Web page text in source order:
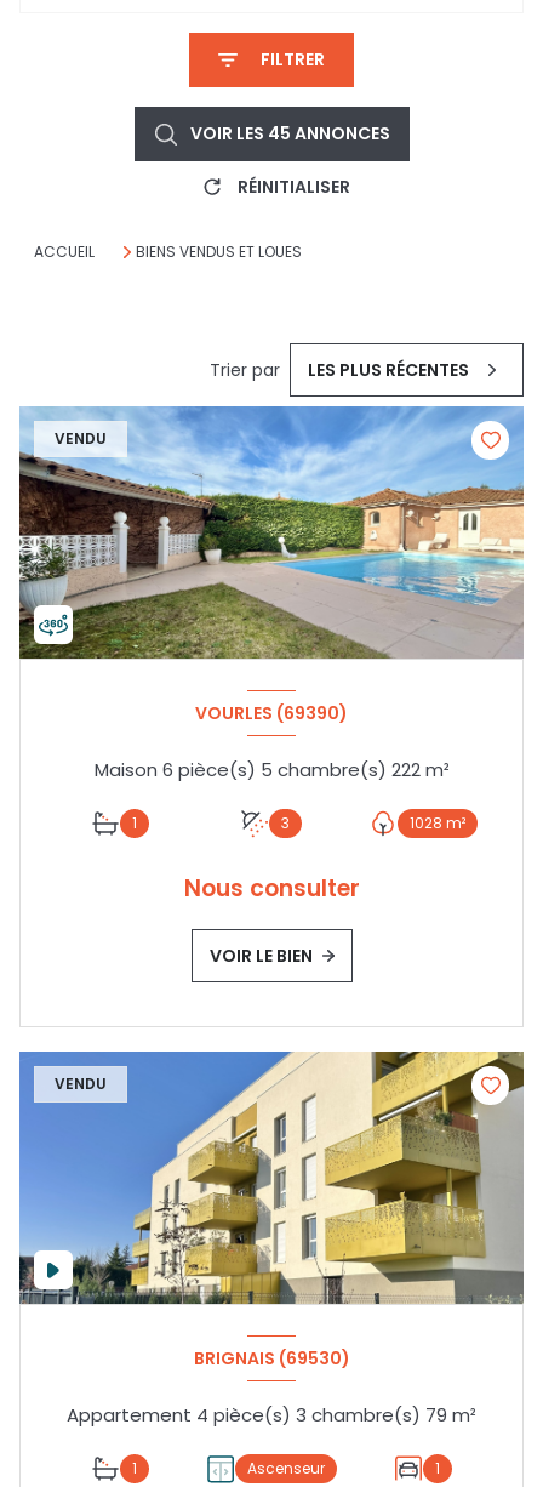
FILTRER
VOIR LES 45 ANNONCES
RÉINITIALISER
ACCUEIL BIENS VENDUS ET LOUES
Trier par LES PLUS RÉCENTES
VENDU
VOURLES (69390)
Maison 6 pièce(s) 5 chambre(s) 222 m²
1 3 1028 m²
Nous consulter
VOIR LE BIEN
VENDU
BRIGNAIS (69530)
Appartement 4 pièce(s) 3 chambre(s) 79 m²
1 Ascenseur 1